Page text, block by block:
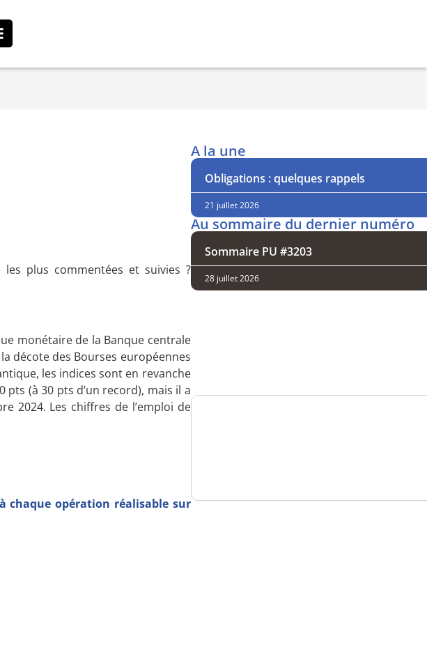
plus commentées et suivies ?
monétaire de la Banque centrale
décote des Bourses européennes
les indices sont en revanche
pts (à 30 pts d’un record), mais il a
2024. Les chiffres de l’emploi de
chaque opération réalisable sur
A la une
Obligations : quelques rappels
21 juillet 2026
Au sommaire du dernier numéro
Sommaire PU #3203
28 juillet 2026